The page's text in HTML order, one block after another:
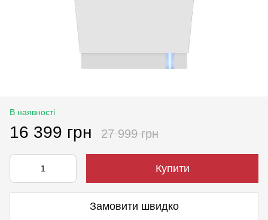
В наявності
16 399 грн 27 999 грн
Купити
Замовити швидко